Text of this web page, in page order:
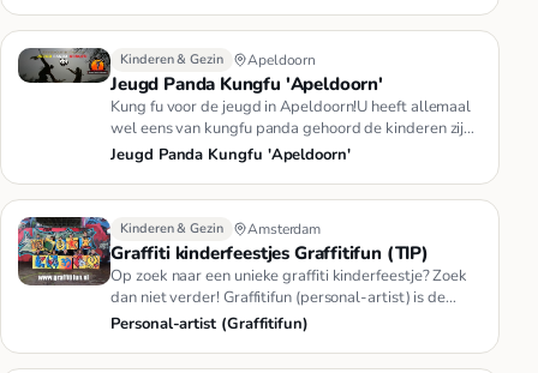
Kinderen & Gezin Apeldoorn
Jeugd Panda Kungfu 'Apeldoorn'
Kung fu voor de jeugd in Apeldoorn!U heeft allemaal
wel eens van kungfu panda gehoord de kinderen zijn
er dol op!Waarom …
Jeugd Panda Kungfu 'Apeldoorn'
Kinderen & Gezin Amsterdam
Graffiti kinderfeestjes Graffitifun (TIP)
Op zoek naar een unieke graffiti kinderfeestje? Zoek
dan niet verder! Graffitifun (personal-artist) is de
specialist in …
Personal-artist (Graffitifun)